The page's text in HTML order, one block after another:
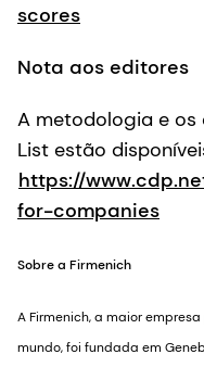
scores
Nota aos editores
A metodologia e
List estão
https://
for-companies
Sobre a Firmenich
A Firmenich, a maior
mundo, foi fundada em